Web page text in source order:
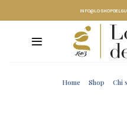
Home Shop Chi